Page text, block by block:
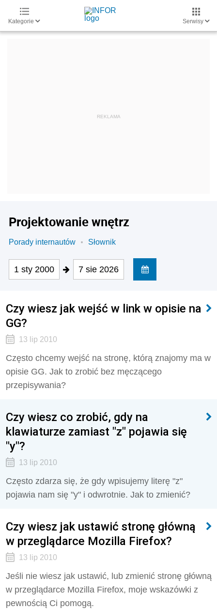
Kategorie Serwisy
Projektowanie wnętrz
Porady internautów Słownik
1 sty 2000 7 sie 2026
Czy wiesz jak wejść w link w opisie na
GG?
13 lip 2010
Często chcemy wejść na stronę, którą znajomy ma w
opisie GG. Jak to zrobić bez męczącego
przepisywania?
Czy wiesz co zrobić, gdy na
klawiaturze zamiast "z" pojawia się
"y"?
13 lip 2010
Często zdarza się, że gdy wpisujemy literę "z"
pojawia nam się "y" i odwrotnie. Jak to zmienić?
Czy wiesz jak ustawić stronę główną
w przeglądarce Mozilla Firefox?
13 lip 2010
Jeśli nie wiesz jak ustawić, lub zmienić stronę główną
w przeglądarce Mozilla Firefox, moje wskazówki z
pewnością Ci pomogą.